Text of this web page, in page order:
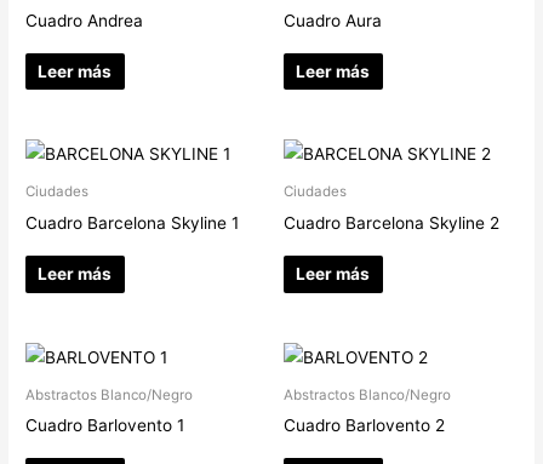
Cuadro Andrea
Leer más
Cuadro Aura
Leer más
Ciudades
Cuadro Barcelona Skyline 1
Leer más
Ciudades
Cuadro Barcelona Skyline 2
Leer más
Abstractos Blanco/Negro
Cuadro Barlovento 1
Abstractos Blanco/Negro
Cuadro Barlovento 2